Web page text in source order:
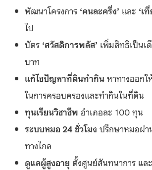
พัฒนาโครงการ ‘คนละครึ่ง’ และ ‘เ
ไป
บัตร ‘สวัสดิการพลัส’ เพิ่มสิทธิเป็นเ
บาท
แก้ไขปัญหาที่ดินทำกิน หาทางออก
ในการครอบครองและทำกินในที่ดิน
ทุนเรียนวิชาชีพ อำเภอละ 100 ทุน
ระบบหมอ 24 ชั่วโมง ปรึกษาหมอผ่
ทางไกล
ดูแลผู้สูงอายุ ตั้งศูนย์สันทนาการ และ